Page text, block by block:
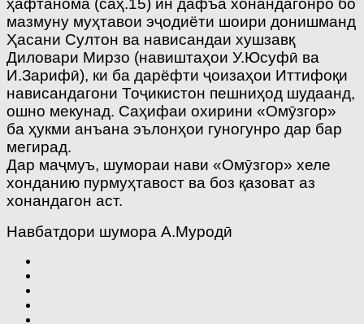
ҳафтанома (саҳ.15) ин дафъа хонандагонро бо
мазмуну муҳтавои эҷодиёти шоири донишманд
Ҳасани Султон ва нависандаи хушзавқ
Диловари Мирзо (навиштаҳои У.Юсуфӣ ва
И.Зарифӣ), ки ба дарёфти ҷоизаҳои Иттифоқи
нависандагони Тоҷикистон пешниҳод шудаанд,
ошно мекунад. Саҳифаи охирини «Омӯзгор»
ба ҳукми анъана эълонҳои гуногунро дар бар
мегирад.
Дар маҷмуъ, шумораи нави «Омӯзгор» хеле
хонданию пурмуҳтавост ва боз қазоват аз
хонандагон аст.
Навбатдори шумора А.Муродӣ